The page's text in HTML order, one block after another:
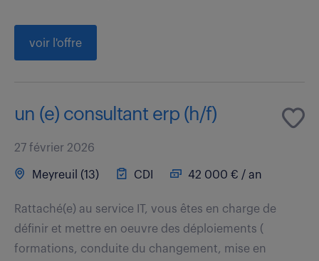
voir l'offre
un (e) consultant erp (h/f)
27 février 2026
Meyreuil (13) CDI 42 000 € / an
Rattaché(e) au service IT, vous êtes en charge de
définir et mettre en oeuvre des déploiements (
formations, conduite du changement, mise en